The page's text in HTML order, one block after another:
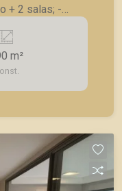
+ 2 salas; -
com divisórias;
localização
agilidade e
de imóveis
m²